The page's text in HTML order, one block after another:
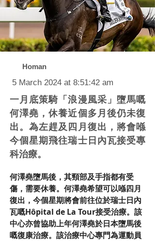
Homan
5 March 2024 at 8:51:42 am
一月底策騎「浪漫風采」墮馬嘅
何澤堯，休養近個多月後仍未復
出。為左趕及四月復出，將會喺
今個星期飛往瑞士日內瓦接受專
科治療。
何澤堯墮馬後，其頸部及手指都有受
傷，需要休養。何澤堯希望可以喺四月
復出，今個星期將會前往位於瑞士日內
瓦嘅Hôpital de La Tour接受治療。該
中心亦曾協助上年何澤堯於日本墮馬後
嘅復康治療。該治療中心專門為運動員